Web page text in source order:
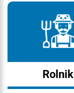
Rolnik